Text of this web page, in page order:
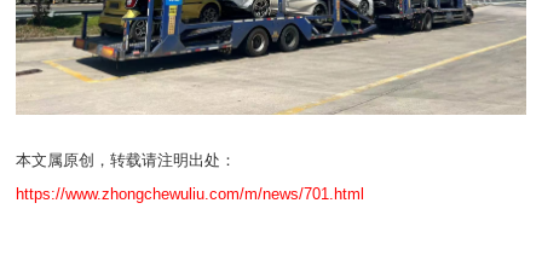
本文属原创，转载请注明出处：
https://www.zhongchewuliu.com/m/news/701.html